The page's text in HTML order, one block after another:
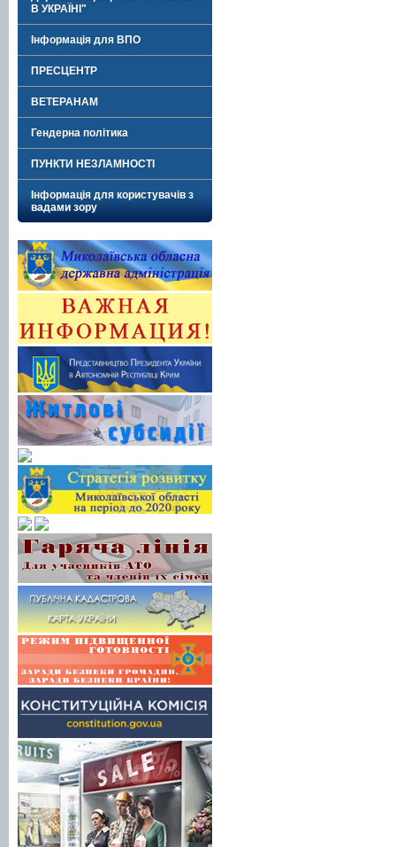
В УКРАЇНІ"
Інформація для ВПО
ПРЕСЦЕНТР
ВЕТЕРАНАМ
Гендерна політика
ПУНКТИ НЕЗЛАМНОСТІ
Інформація для користувачів з
вадами зору